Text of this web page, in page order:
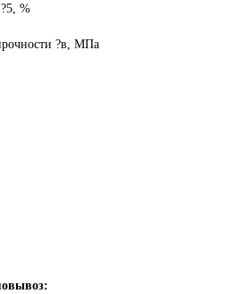
%
?в, МПа